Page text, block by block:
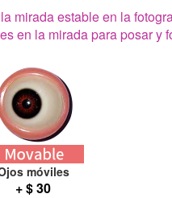
mirada estable en la
en la mirada para posar y
móviles
+ $ 30